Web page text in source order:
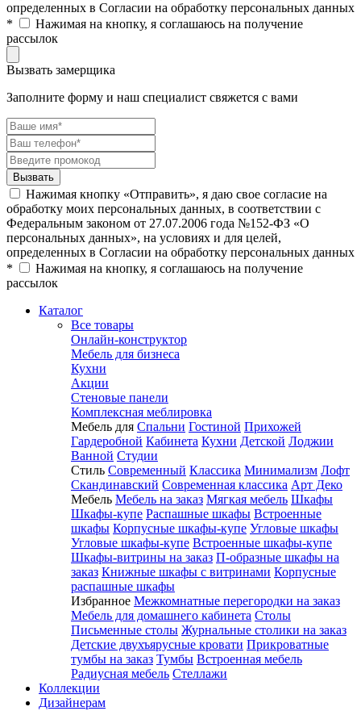
определенных в Согласии на обработку персональных данных
*
Нажимая на кнопку, я соглашаюсь на получение
рассылок
Вызвать замерщика
Заполните форму и наш специалист свяжется с вами
Нажимая кнопку «Отправить», я даю свое согласие на
обработку моих персональных данных, в соответствии с
Федеральным законом от 27.07.2006 года №152-ФЗ «О
персональных данных», на условиях и для целей,
определенных в Согласии на обработку персональных данных
*
Нажимая на кнопку, я соглашаюсь на получение
рассылок
Каталог
Все товары
Онлайн-конструктор
Мебель для бизнеса
Кухни
Акции
Стеновые панели
Комплексная меблировка
Мебель для Спальни Гостиной Прихожей
Гардеробной Кабинета Кухни Детской Лоджии
Ванной Студии
Стиль Современный Классика Минимализм Лофт
Скандинавский Современная классика Арт Деко
Мебель Мебель на заказ Мягкая мебель Шкафы
Шкафы-купе Распашные шкафы Встроенные
шкафы Корпусные шкафы-купе Угловые шкафы
Угловые шкафы-купе Встроенные шкафы-купе
Шкафы-витрины на заказ П-образные шкафы на
заказ Книжные шкафы с витринами Корпусные
распашные шкафы
Избранное Межкомнатные перегородки на заказ
Мебель для домашнего кабинета Столы
Письменные столы Журнальные столики на заказ
Детские двухъярусные кровати Прикроватные
тумбы на заказ Тумбы Встроенная мебель
Радиусная мебель Стеллажи
Коллекции
Дизайнерам